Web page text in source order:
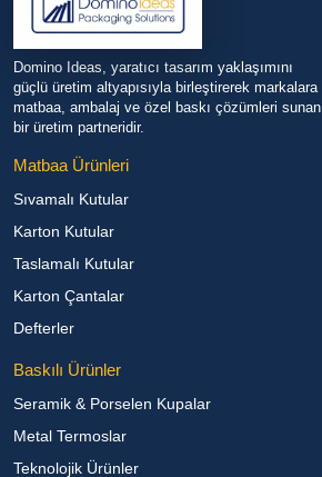
Domino Ideas, yaratıcı tasarım yaklaşımını
güçlü üretim altyapısıyla birleştirerek markalara
matbaa, ambalaj ve özel baskı çözümleri sunan
bir üretim partneridir.
Matbaa Ürünleri
Sıvamalı Kutular
Karton Kutular
Taslamalı Kutular
Karton Çantalar
Defterler
Baskılı Ürünler
Seramik & Porselen Kupalar
Metal Termoslar
Teknolojik Ürünler